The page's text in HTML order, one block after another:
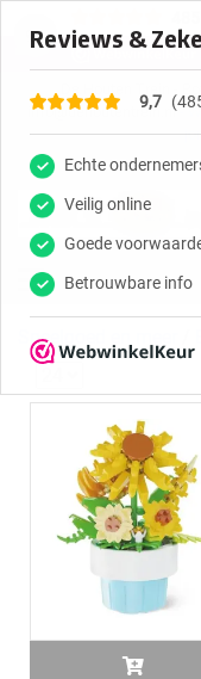
9,7
De Houten Trein -
info@dehoutentrein.nl-
Speelgoed en meer